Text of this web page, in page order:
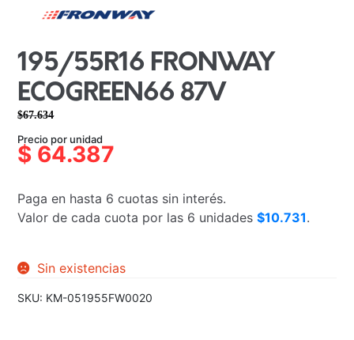
195/55R16 FRONWAY
ECOGREEN66 87V
$67.634
precio
original
$67.634.
precio
actual
$64.387.
Precio por unidad
$ 64.387
Paga en hasta 6 cuotas sin interés.
Valor de cada cuota por las 6 unidades$10.731.
Sin existencias
SKU: KM-051955FW0020